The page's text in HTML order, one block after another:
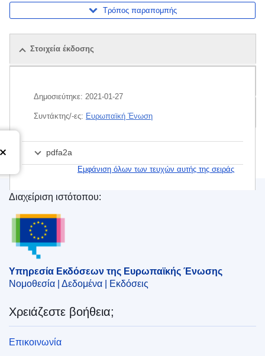
Τρόπος παραπομπής
Στοιχεία έκδοσης
Δέμα
Δημοσιεύτηκε: 2021-01-27
Συντάκτης/-ες: Ευρωπαϊκή Ένωση
pdfa2a
Εμφάνιση όλων των τευχών αυτής της σειράς
Υπηρεσία Εκδόσεων της Ευρωπαϊκής Ένωσης
Διαχείριση ιστότοπου:
Υπηρεσία Εκδόσεων της Ευρωπαϊκής Ένωσης
Νομοθεσία | Δεδομένα | Εκδόσεις
Χρειάζεστε βοήθεια;
Επικοινωνία